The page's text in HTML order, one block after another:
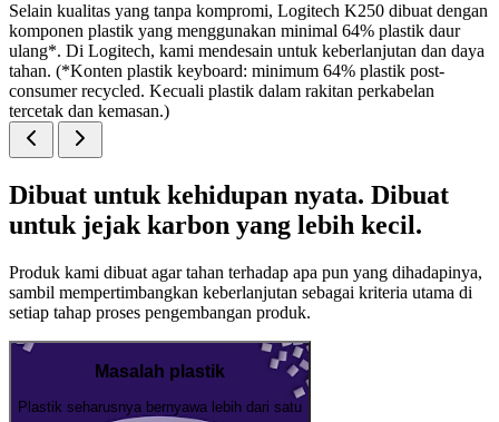
Selain kualitas yang tanpa kompromi, Logitech K250 dibuat dengan
komponen plastik yang menggunakan minimal 64% plastik daur
ulang*. Di Logitech, kami mendesain untuk keberlanjutan dan daya
tahan. (*Konten plastik keyboard: minimum 64% plastik post-
consumer recycled. Kecuali plastik dalam rakitan perkabelan
tercetak dan kemasan.)
Dibuat untuk kehidupan nyata. Dibuat
untuk jejak karbon yang lebih kecil.
Produk kami dibuat agar tahan terhadap apa pun yang dihadapinya,
sambil mempertimbangkan keberlanjutan sebagai kriteria utama di
setiap tahap proses pengembangan produk.
Masalah plastik
Plastik seharusnya bernyawa lebih dari satu